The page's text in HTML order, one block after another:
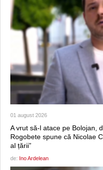
01 august 2026
A vrut să-l atace pe Bolojan,
Rogobete spune că Nicolae
al țării”
de: Ino Ardelean